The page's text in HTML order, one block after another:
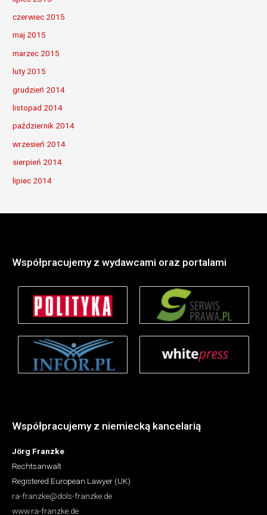
czerwiec 2015
maj 2015
marzec 2015
luty 2015
grudzień 2014
listopad 2014
październik 2014
wrzesień 2014
sierpień 2014
lipiec 2014
Współpracujemy z wydawcami oraz portalami
Współpracujemy z niemiecką kancelarią
Jörg Franzke
Rechtsanwalt
Registered European Lawyer (UK)
ra-franzke@dols-franzke.de
www.ra-franzke.de